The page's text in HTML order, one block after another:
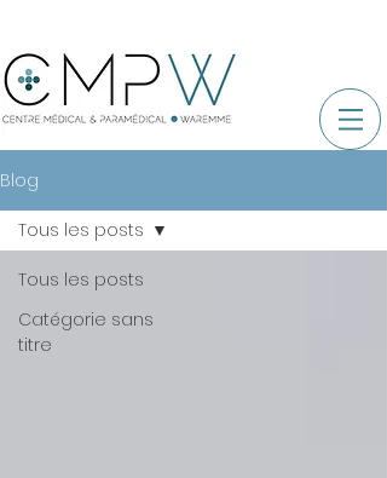
Blog
Tous les posts
Catégorie sans
titre
Tous les posts